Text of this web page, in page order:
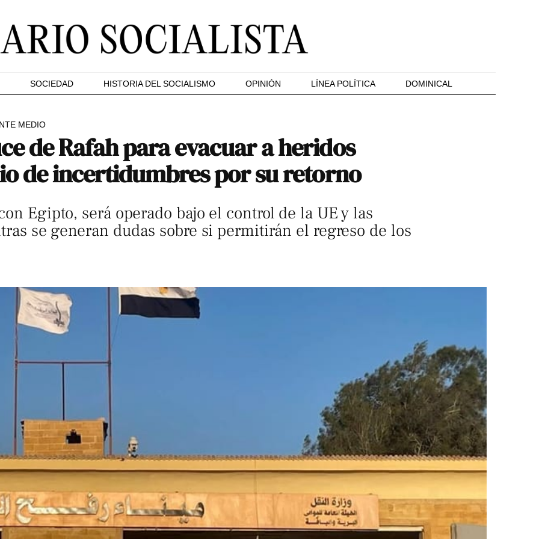
SOCIEDAD HISTORIA DEL SOCIALISMO OPINIÓN LÍNEA POLÍTICA DOMINICAL
MEDIO
de Rafah para evacuar a heridos
de incertidumbres por su retorno
Egipto, será operado bajo el control de la UE y las
se generan dudas sobre si permitirán el regreso de los